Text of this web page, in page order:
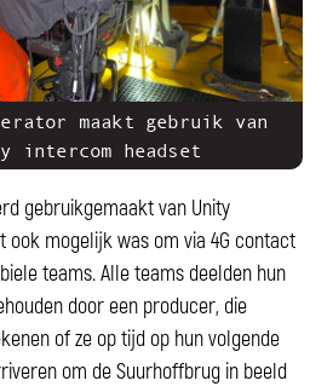
maakt gebruik van
intercom headset
gebruikgemaakt van Unity
ook mogelijk was om via 4G contact
teams. Alle teams deelden hun
door een producer, die
of ze op tijd op hun volgende
om de Suurhoffbrug in beeld